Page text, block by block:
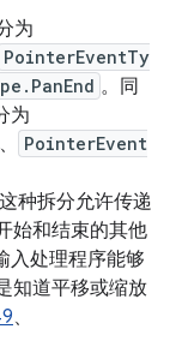
为
PointerEventTy
。同
为
、
PointerEvent
种拆分允许传递
始和结束的其他
入处理程序能够
知道平移或缩放
、